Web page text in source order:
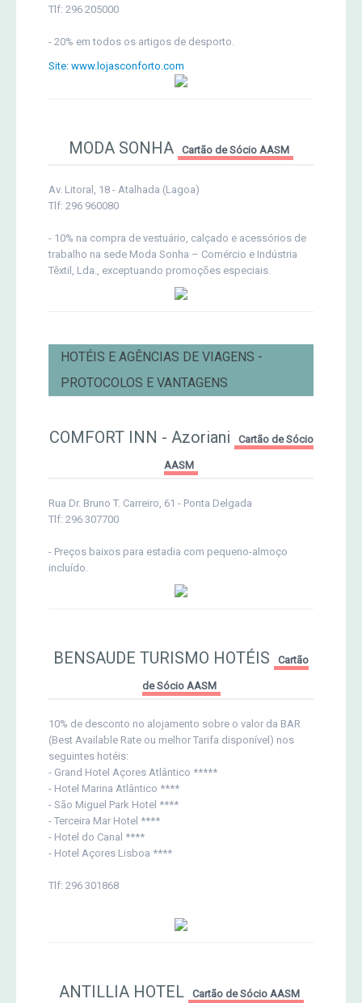
Tlf: 296 205000
- 20% em todos os artigos de desporto.
Site: www.lojasconforto.com
MODA SONHA Cartão de Sócio AASM
Av. Litoral, 18 - Atalhada (Lagoa)
Tlf: 296 960080
- 10% na compra de vestuário, calçado e acessórios de
trabalho na sede Moda Sonha – Comércio e Indústria
Têxtil, Lda., exceptuando promoções especiais.
HOTÉIS E AGÊNCIAS DE VIAGENS -
PROTOCOLOS E VANTAGENS
COMFORT INN - Azoriani Cartão de Sócio
AASM
Rua Dr. Bruno T. Carreiro, 61 - Ponta Delgada
Tlf: 296 307700
- Preços baixos para estadia com pequeno-almoço
incluído.
BENSAUDE TURISMO HOTÉIS Cartão
de Sócio AASM
10% de desconto no alojamento sobre o valor da BAR
(Best Available Rate ou melhor Tarifa disponível) nos
seguintes hotéis:
- Grand Hotel Açores Atlântico *****
- Hotel Marina Atlântico ****
- São Miguel Park Hotel ****
- Terceira Mar Hotel ****
- Hotel do Canal ****
- Hotel Açores Lisboa ****
Tlf: 296 301868
ANTILLIA HOTEL Cartão de Sócio AASM